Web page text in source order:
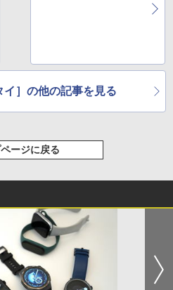
イ］の他の記事を見る
ページに戻る